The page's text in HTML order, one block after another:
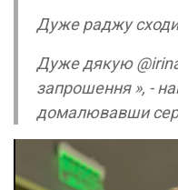
Дуже раджу
Дуже дякую
запрошення », -
домалювавши